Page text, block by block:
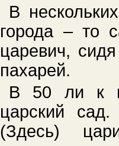
В
города – то
царевич,
пахарей.
В 50 ли к
царский
(Здесь)